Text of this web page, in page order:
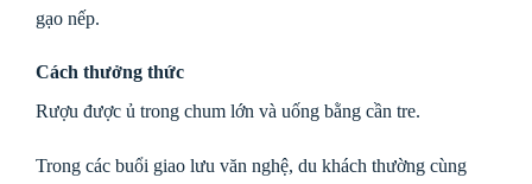
gạo nếp.
Cách thưởng thức
Rượu được ủ trong chum lớn và uống bằng cần tre.
Trong các buổi giao lưu văn nghệ, du khách thường cùng